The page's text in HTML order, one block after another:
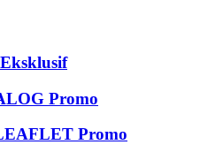
Promo
Promo